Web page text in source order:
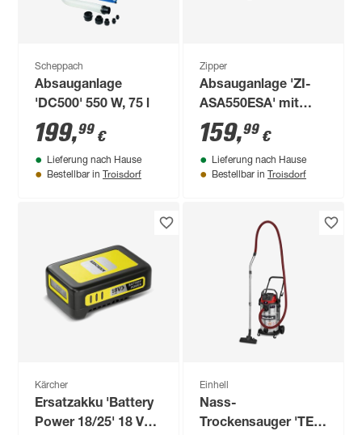
Scheppach
Absauganlage
'DC500' 550 W, 75 l
199,99 €
Lieferung nach Hause
Bestellbar in Troisdorf
Zipper
Absauganlage 'ZI-
ASA550ESA' mit
Adapter-Set 550 W
159,99 €
Lieferung nach Hause
Bestellbar in Troisdorf
Kärcher
Ersatzakku 'Battery
Power 18/25' 18 V
Einhell
Nass-
Trockensauger 'TE-